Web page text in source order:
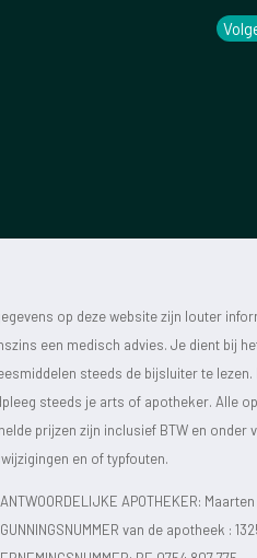
op deze website zijn louter
een medisch advies. Je dient bij
steeds de bijsluiter te
steeds je arts of apotheker. Alle
prijzen zijn inclusief BTW en onder
en of typfouten.
APOTHEKER:
van de apotheek :